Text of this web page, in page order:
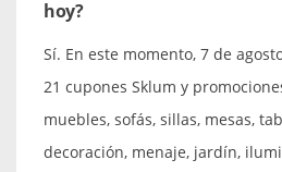
hoy?
Sí. En este momento, 7 de
21 cupones Sklum y
muebles, sofás, sillas, mesas,
decoración, menaje, jardín,